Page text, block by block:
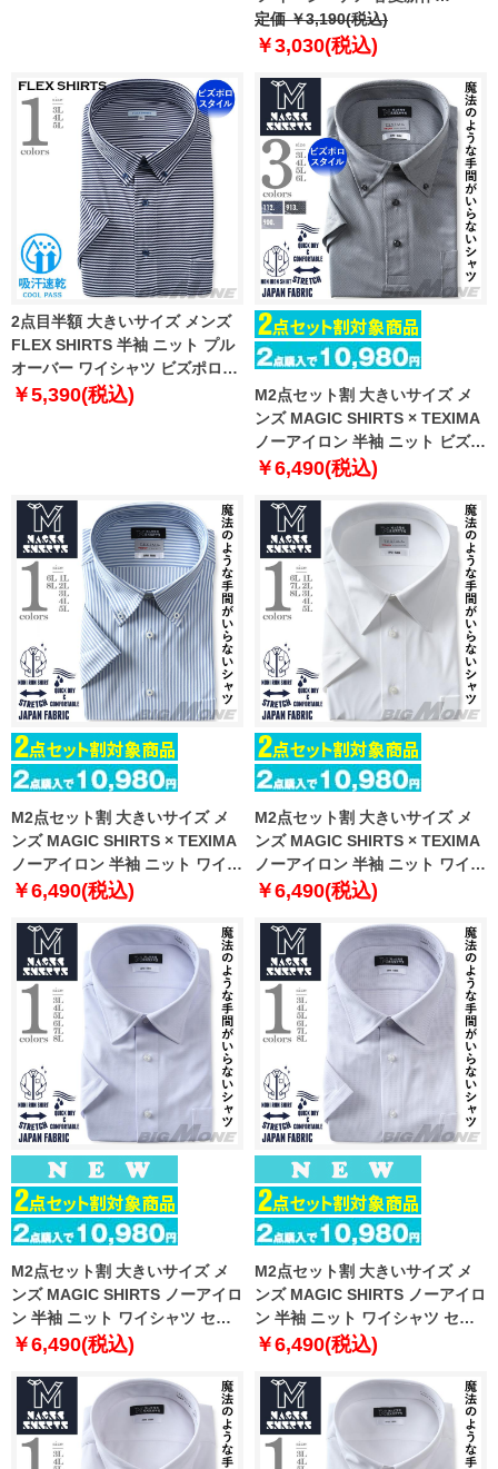
sksd26ss
定価 ￥3,190(税込)
￥3,030(税込)
2点目半額 大きいサイズ メンズ
FLEX SHIRTS 半袖 ニット プル
オーバー ワイシャツ ビズポロス
タイル ボタンダウン 吸汗速乾 ビ
￥5,390(税込)
M2点セット割 大きいサイズ メ
ンズ MAGIC SHIRTS × TEXIMA
ノーアイロン 半袖 ニット ビズポ
ロシャツ ワイシャツ 吸水速乾 ス
pr240201
￥6,490(税込)
M2点セット割 大きいサイズ メ
ンズ MAGIC SHIRTS × TEXIMA
ノーアイロン 半袖 ニット ワイシ
ャツ ボタンダウン 吸水速乾 スト
240210bd
￥6,490(税込)
M2点セット割 大きいサイズ メ
ンズ MAGIC SHIRTS × TEXIMA
ノーアイロン 半袖 ニット ワイシ
ャツ レギュラー 吸水速乾 ストレ
240211rg
￥6,490(税込)
M2点セット割 大きいサイズ メ
ンズ MAGIC SHIRTS ノーアイロ
ン 半袖 ニット ワイシャツ セミ
ワイド 吸水速乾 ストレッチ 日本
20sw
￥6,490(税込)
M2点セット割 大きいサイズ メ
ンズ MAGIC SHIRTS ノーアイロ
ン 半袖 ニット ワイシャツ セミ
ワイド 吸水速乾 ストレッチ 日本
21sw
￥6,490(税込)